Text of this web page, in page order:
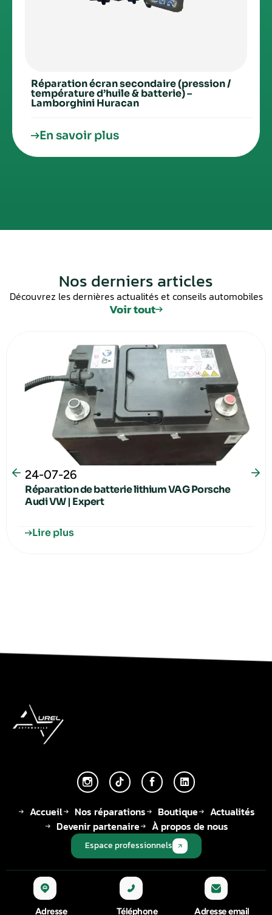
Réparation écran secondaire (pression /
température d’huile & batterie) –
Lamborghini Huracan
En savoir plus
Nos derniers articles
Découvrez les dernières actualités et conseils automobiles
Voir tout
24-07-26
Réparation de batterie lithium VAG Porsche
Audi VW | Expert
Lire plus
Accueil Nos réparations Boutique
Actualités
Devenir partenaire
À propos de nous
Espace professionnels
Adresse Téléphone Adresse email